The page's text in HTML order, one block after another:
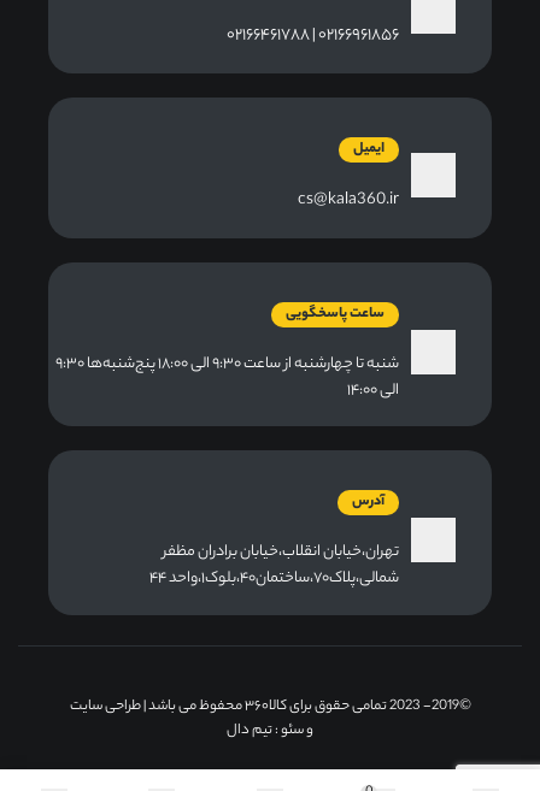
۰۲۱۶۶۹۶۱۸۵۶ | ۰۲۱۶۶۴۶۱۷۸۸
ایمیل
cs@kala360.ir
ساعت پاسخگویی
شنبه تا چهارشنبه از ساعت ۹:۳۰ الی ۱۸:۰۰ پنج‌شنبه‌ها ۹:۳۰
الی ۱۴:۰۰
آدرس
تهران،خیابان انقلاب،خیابان برادران مظفر
شمالی،پلاک۷۰،ساختمان۴۰،بلوک۱،واحد ۴۴
©2019- 2023 تمامی حقوق برای کالا۳۶۰ محفوظ می باشد |
طراحی سایت
و سئو: تیم دال